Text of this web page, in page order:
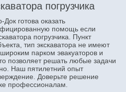
погрузчика
готова оказать
помощь если
погрузчика. Пункт
тип экскаватора не имеют
парком эвакуаторов и
позволяет решать любые задачи
Наш пятилетний опыт
Доверьте решение
профессионалам.